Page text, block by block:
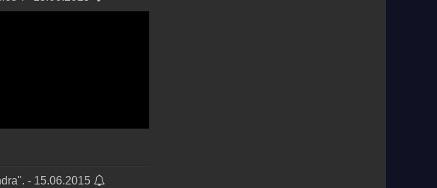
- 15.06.2015